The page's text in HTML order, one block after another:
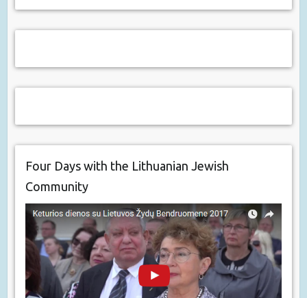
Four Days with the Lithuanian Jewish
Community